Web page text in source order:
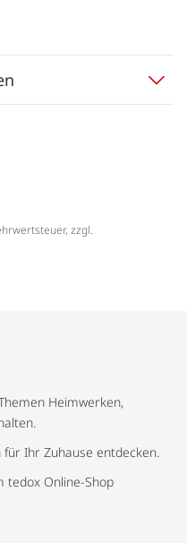
zzgl.
Heimwerken,
Ihr Zuhause entdecken.
tedox Online-Shop